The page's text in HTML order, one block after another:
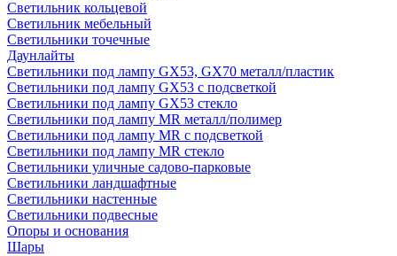
Светильник кольцевой
Светильник мебельный
Светильники точечные
Даунлайты
Светильники под лампу GX53, GX70 металл/пластик
Светильники под лампу GX53 с подсветкой
Светильники под лампу GX53 стекло
Светильники под лампу MR металл/полимер
Светильники под лампу MR с подсветкой
Светильники под лампу MR стекло
Светильники уличные садово-парковые
Светильники ландшафтные
Светильники настенные
Светильники подвесные
Опоры и основания
Шары